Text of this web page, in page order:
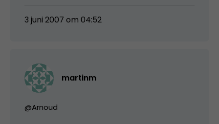
3 juni 2007 om 04:52
martinm
@Arnoud